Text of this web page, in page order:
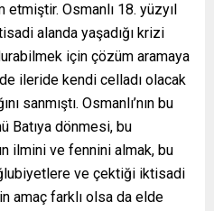
etmiştir. Osmanlı 18. yüzyıl
alanda yaşadığı krizi
için çözüm aramaya
de ileride kendi celladı olacak
sanmıştı. Osmanlı’nın bu
Batıya dönmesi, bu
ilmini ve fennini almak, bu
ve çektiği iktisadi
amaç farklı olsa da elde